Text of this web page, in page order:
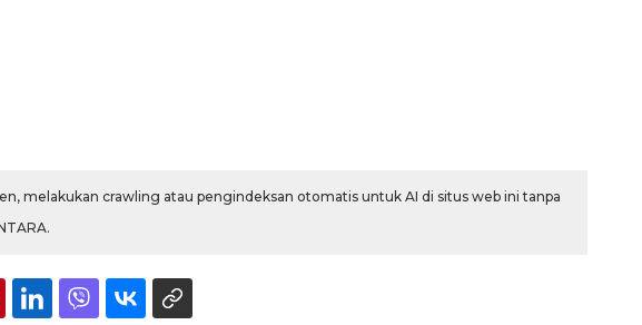
melakukan crawling atau pengindeksan otomatis untuk AI di situs web ini tanpa